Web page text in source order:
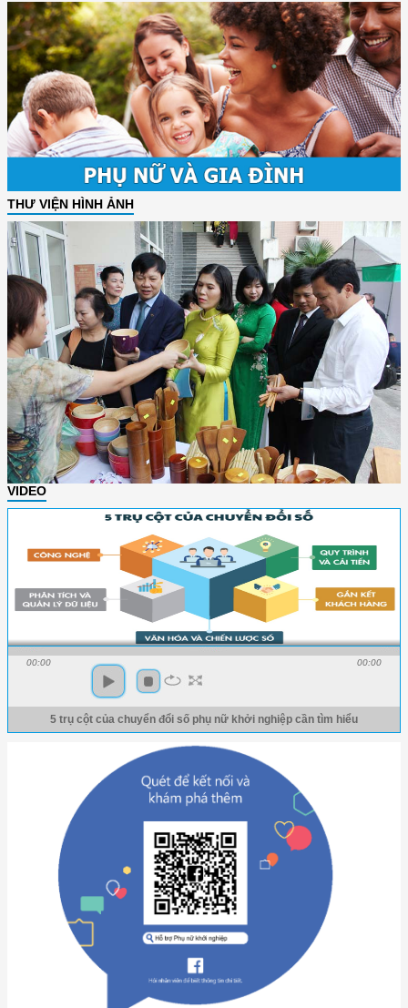
THƯ VIỆN HÌNH ẢNH
VIDEO
00:00 00:00
5 trụ cột của chuyển đổi số phụ nữ khởi nghiệp cần tìm hiểu